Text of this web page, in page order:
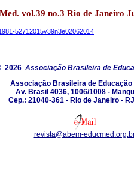
vol.39 no.3 Rio de Janeiro
52712015v39n3e02062014
2026 Associação Brasileira de
Associação Brasileira de Educação
Av. Brasil 4036, 1006/1008 -
Cep.: 21040-361 - Rio de Janeiro -
revista@abem-